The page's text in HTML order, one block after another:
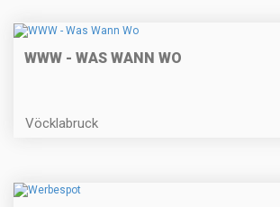
WWW - WAS WANN WO
Vöcklabruck